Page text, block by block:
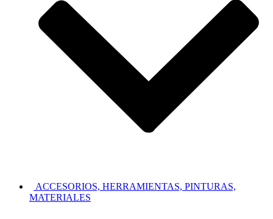
ACCESORIOS, HERRAMIENTAS, PINTURAS,
MATERIALES